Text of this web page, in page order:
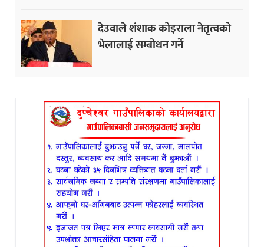
देउवाले शंशाक कोइराला नेतृत्वको
भेलालाई सम्बोधन गर्ने